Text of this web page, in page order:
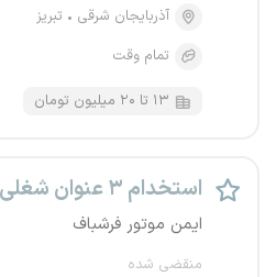
آذربایجان شرقی
تبریز
تمام وقت
۱۳ تا ۲۰ میلیون تومان
استخدام ۳ عنوان شغلی
ایمن موتور فرشباف
منقضی شده